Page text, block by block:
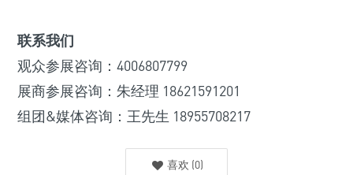
联系我们
观众参展咨询：4006807799
展商参展咨询：朱经理 18621591201
组团&媒体咨询：王先生 18955708217
喜欢 (0)